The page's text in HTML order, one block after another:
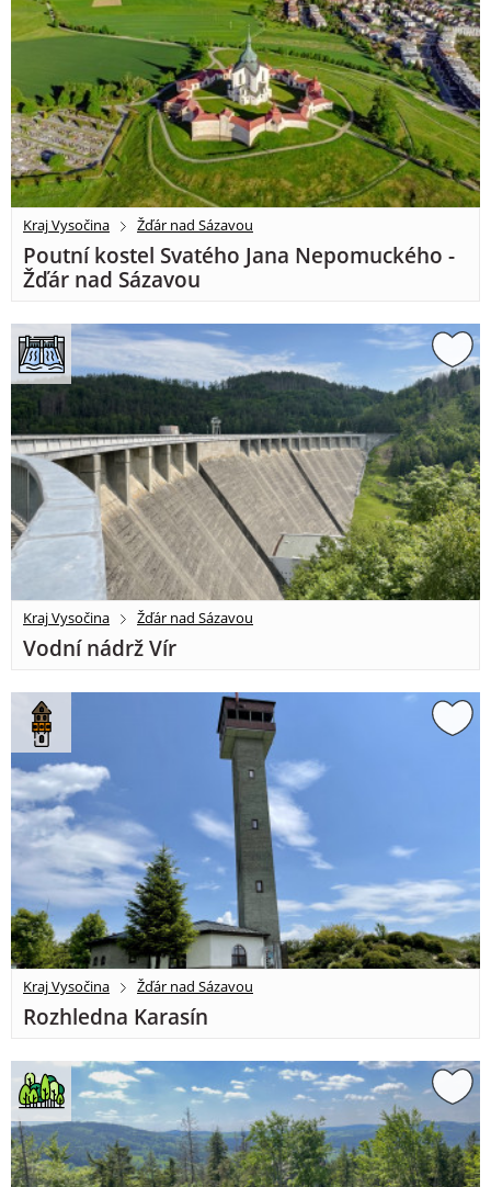
Kraj Vysočina Žďár nad Sázavou
Poutní kostel Svatého Jana Nepomuckého -
Žďár nad Sázavou
Kraj Vysočina Žďár nad Sázavou
Vodní nádrž Vír
Kraj Vysočina Žďár nad Sázavou
Rozhledna Karasín